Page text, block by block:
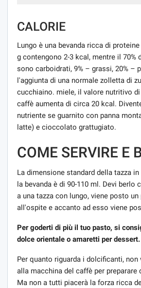
CALORIE
Lungo è una bevanda ricca di
g contengono 2-3 kcal, mentre il 70%
sono carboidrati, 9% – grassi, 20% –
l'aggiunta di una normale zolletta di
cucchiaino. miele, il valore nutritivo
caffè aumenta di circa 20 kcal.
nutriente se guarnito con panna
latte) e cioccolato grattugiato.
COME SERVIRE E
La dimensione standard della tazza
la bevanda è di 90-110 ml. Devi berlo
a una tazza con lungo, viene posto
all'ospite e accanto ad esso viene
Per goderti di più il tuo pasto, si
dolce orientale o amaretti per dessert.
Per quanto riguarda i dolcificanti, non
alla macchina del caffè per preparare
Ma non a tutti piacerà la forza ricca